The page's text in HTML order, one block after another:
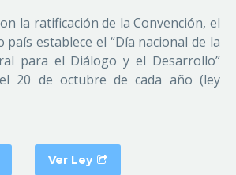
la ratificación de la Convención, el
establece el “Día nacional de la
para el Diálogo y el Desarrollo”
20 de octubre de cada año (ley
Ver Ley 